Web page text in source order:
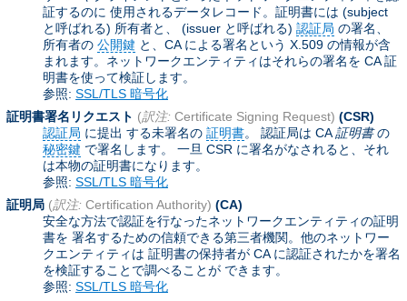
証するのに 使用されるデータレコード。証明書には (subject
と呼ばれる) 所有者と、 (issuer と呼ばれる) 認証局 の署名、
所有者の 公開鍵 と、CA による署名という X.509 の情報が含
まれます。ネットワークエンティティはそれらの署名を CA 証
明書を使って検証します。
参照: SSL/TLS 暗号化
証明書署名リクエスト (訳注: Certificate Signing Request) (CSR)
認証局 に提出 する未署名の 証明書。 認証局は CA証明書の
秘密鍵 で署名します。 一旦 CSR に署名がなされると、それ
は本物の証明書になります。
参照: SSL/TLS 暗号化
証明局 (訳注: Certification Authority) (CA)
安全な方法で認証を行なったネットワークエンティティの証明
書を 署名するための信頼できる第三者機関。他のネットワー
クエンティティは 証明書の保持者が CA に認証されたかを署名
を検証することで調べることが できます。
参照: SSL/TLS 暗号化